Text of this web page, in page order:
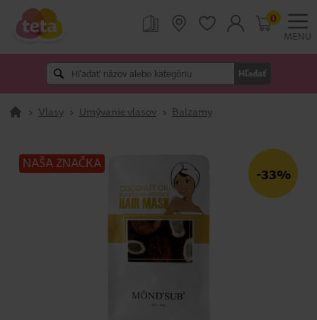
MENU
Hľadať
0
> Vlasy > Umývanie vlasov > Balzamy
NAŠA ZNAČKA
-33%